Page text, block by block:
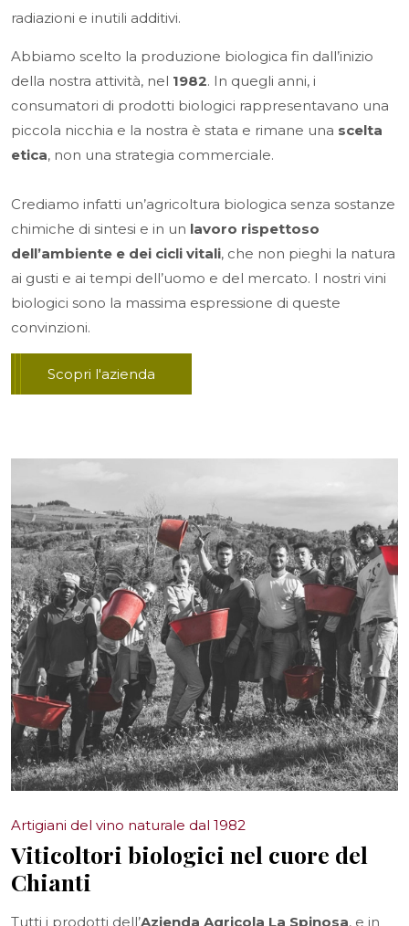
radiazioni e inutili additivi.
Abbiamo scelto la produzione biologica fin dall’inizio
della nostra attività, nel 1982. In quegli anni, i
consumatori di prodotti biologici rappresentavano una
piccola nicchia e la nostra è stata e rimane una scelta
etica, non una strategia commerciale.
Crediamo infatti un’agricoltura biologica senza sostanze
chimiche di sintesi e in un lavoro rispettoso
dell’ambiente e dei cicli vitali, che non pieghi la natura
ai gusti e ai tempi dell’uomo e del mercato. I nostri vini
biologici sono la massima espressione di queste
convinzioni.
Scopri l'azienda
Artigiani del vino naturale dal 1982
Viticoltori biologici nel cuore del
Chianti
Tutti i prodotti dell’Azienda Agricola La Spinosa, e in